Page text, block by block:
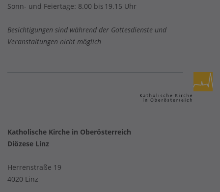
Sonn- und Feiertage: 8.00 bis 19.15 Uhr
Besichtigungen sind während der Gottesdienste und
Veranstaltungen nicht möglich
Katholische Kirche in Oberösterreich
Diözese Linz
Herrenstraße 19
4020 Linz